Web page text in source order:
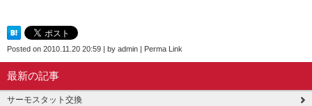
Posted on 2010.11.20 20:59 | by admin | Perma Link
最新の記事
サーモスタット交換